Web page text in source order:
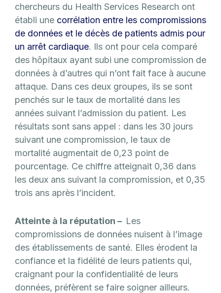
chercheurs du Health Services Research ont
établi une corrélation entre les compromissions
de données et le décès de patients admis pour
un arrêt cardiaque. Ils ont pour cela comparé
des hôpitaux ayant subi une compromission de
données à d’autres qui n’ont fait face à aucune
attaque. Dans ces deux groupes, ils se sont
penchés sur le taux de mortalité dans les
années suivant l’admission du patient. Les
résultats sont sans appel : dans les 30 jours
suivant une compromission, le taux de
mortalité augmentait de 0,23 point de
pourcentage. Ce chiffre atteignait 0,36 dans
les deux ans suivant la compromission, et 0,35
trois ans après l’incident.
Atteinte à la réputation – Les
compromissions de données nuisent à l’image
des établissements de santé. Elles érodent la
confiance et la fidélité de leurs patients qui,
craignant pour la confidentialité de leurs
données, préfèrent se faire soigner ailleurs.